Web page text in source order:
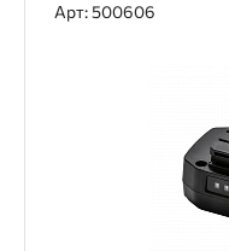
Арт: 500606